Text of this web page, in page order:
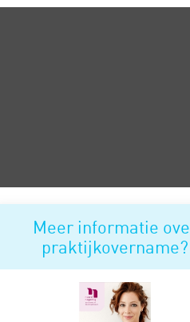
Meer informatie
praktijkovername?